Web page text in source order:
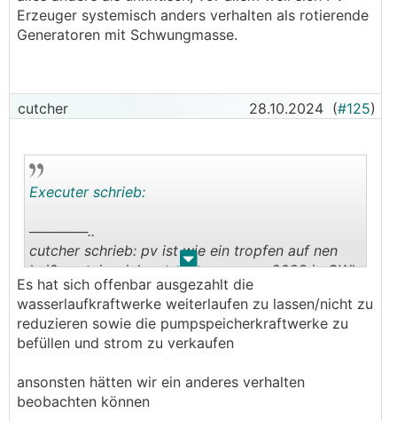
Erzeuger systemisch anders verhalten als rotierende
Generatoren mit Schwungmasse.
cutcher 28.10.2024 (#125)
. .
Executer schrieb:
──────..
cutcher schrieb: pv ist wie ein tropfen auf nen
heißen stein, siehe stromerzeugung 2023 in GWh
(Quelle e-control), selbst mit windkraft+erdgas
wird mehr Strom erzeugt:
───────────────
Lastsituation im Netz aus, siehe Energycharts zB
für 15.08.24:
Es hat sich offenbar ausgezahlt die
wasserlaufkraftwerke weiterlaufen zu lassen/nicht zu
reduzieren sowie die pumpspeicherkraftwerke zu
befüllen und strom zu verkaufen
ansonsten hätten wir ein anderes verhalten
beobachten können